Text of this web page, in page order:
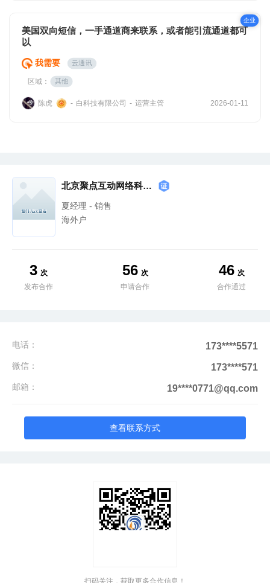
美国双向短信，一手通道商来联系，或者能引流通道都可
以
企业
我需要 云通讯
区域： 其他
陈虎 - 白科技有限公司 - 运营主管 2026-01-11
北京聚点互动网络科技有限公司
夏经理 - 销售
海外户
3 次
发布合作
56 次
申请合作
46 次
合作通过
电话： 173****5571
微信： 173****571
邮箱： 19****0771@qq.com
查看联系方式
扫码关注，获取更多合作信息！